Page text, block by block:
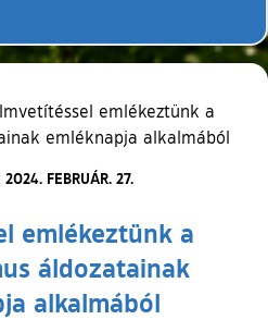
emlékeztünk a
emléknapja alkalmából
FEBRUÁR. 27.
emlékeztünk a
áldozatainak
alkalmából